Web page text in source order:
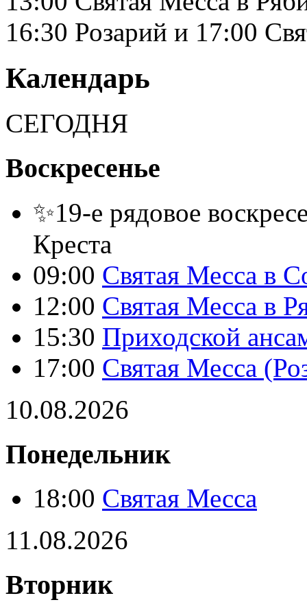
16:30 Розарий и 17:00
Календарь
СЕГОДНЯ
Воскресенье
✨19-е рядовое
Креста
09:00 Святая Месса в
12:00 Святая Месса в
15:30 Приходской
17:00 Святая Месса
10.08.2026
Понедельник
18:00 Святая Месса
11.08.2026
Вторник